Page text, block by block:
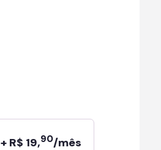
+ R$ 19,90/mês